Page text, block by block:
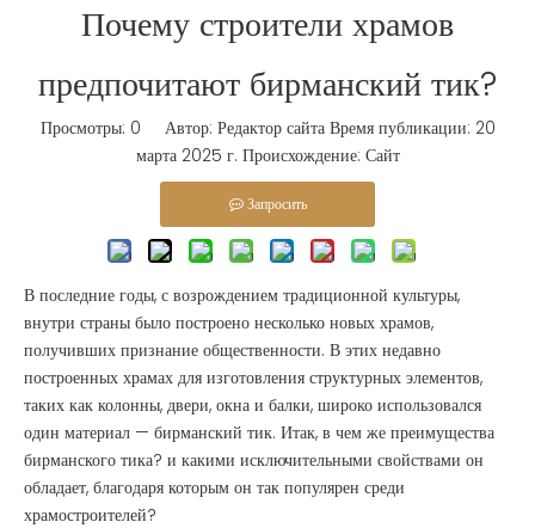
Почему строители храмов
предпочитают бирманский тик?
Просмотры: 0 Автор: Редактор сайта Время публикации: 20
марта 2025 г. Происхождение: Сайт
Запросить
В последние годы, с возрождением традиционной культуры,
внутри страны было построено несколько новых храмов,
получивших признание общественности. В этих недавно
построенных храмах для изготовления структурных элементов,
таких как колонны, двери, окна и балки, широко использовался
один материал — бирманский тик. Итак, в чем же преимущества
бирманского тика? и какими исключительными свойствами он
обладает, благодаря которым он так популярен среди
храмостроителей?